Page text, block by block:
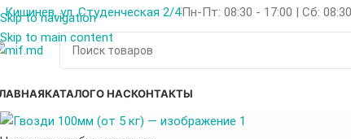
Skip to navigation
Skip to main content
Кишинев, ул. Студенческая 2/4Пн-Пт: 08:30 - 17:00 | Сб:
КАТАЛОГО НАСКОНТАКТЫ